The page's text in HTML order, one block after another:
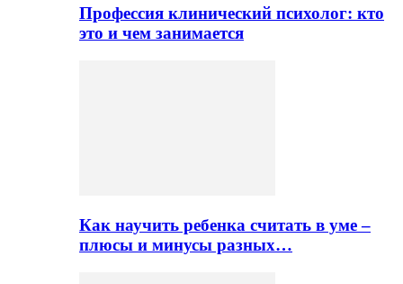
Профессия клинический психолог: кто
это и чем занимается
Как научить ребенка считать в уме –
плюсы и минусы разных…